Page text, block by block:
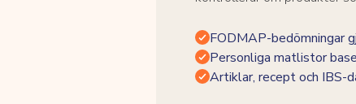
FODMAP-bedömningar
Personliga matlistor
Artiklar, recept och IBS-